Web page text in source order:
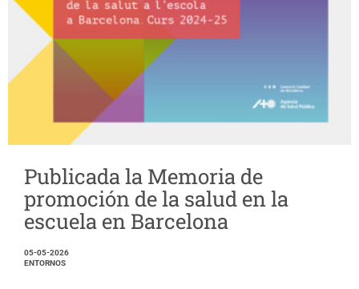
Publicada la Memoria de
promoción de la salud en la
escuela en Barcelona
05-05-2026
ENTORNOS